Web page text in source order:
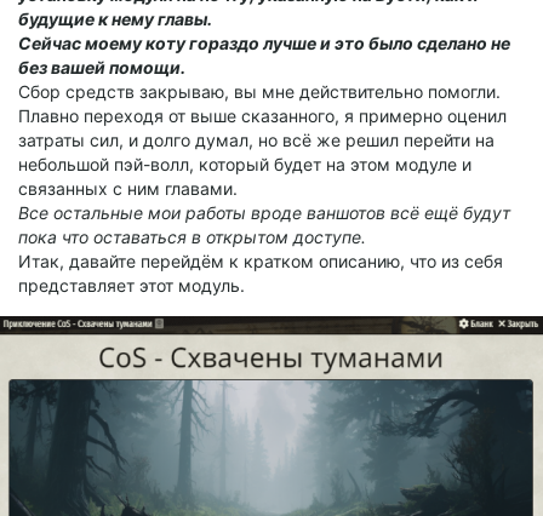
будущие к нему главы.
Сейчас моему коту гораздо лучше и это было сделано не
без вашей помощи.
Сбор средств закрываю, вы мне действительно помогли.
Плавно переходя от выше сказанного, я примерно оценил
затраты сил, и долго думал, но всё же решил перейти на
небольшой пэй-волл, который будет на этом модуле и
связанных с ним главами.
Все остальные мои работы вроде ваншотов всё ещё будут
пока что оставаться в открытом доступе.
Итак, давайте перейдём к кратком описанию, что из себя
представляет этот модуль.